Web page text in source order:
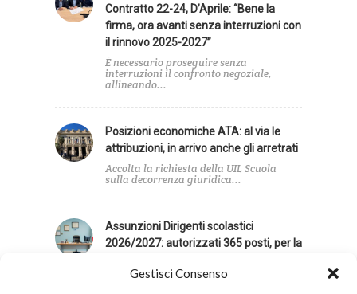
Gestisci Consenso
Contratto 22-24, D’Aprile: “Bene la
firma, ora avanti senza interruzioni con
il rinnovo 2025-2027”
È necessario proseguire senza
interruzioni il confronto negoziale,
allineando...
Posizioni economiche ATA: al via le
attribuzioni, in arrivo anche gli arretrati
Accolta la richiesta della UIL Scuola
sulla decorrenza giuridica...
Assunzioni Dirigenti scolastici
2026/2027: autorizzati 365 posti, per la
La UIL Scuola giudica insufficiente il